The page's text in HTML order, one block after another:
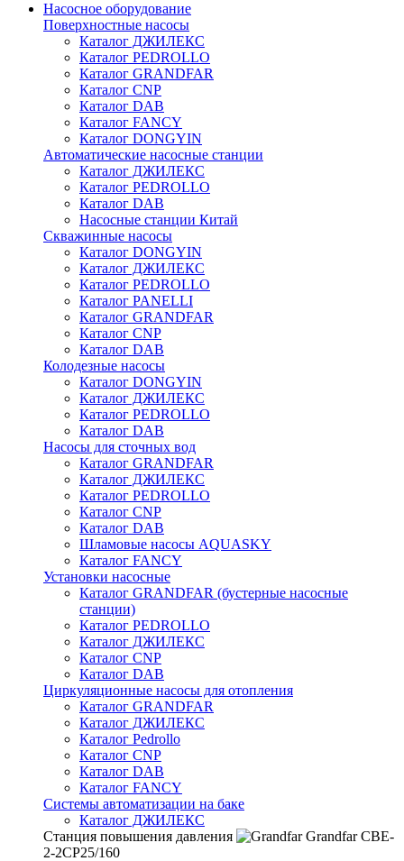
Насосное оборудование
Поверхностные насосы
Каталог ДЖИЛЕКС
Каталог PEDROLLO
Каталог GRANDFAR
Каталог CNP
Каталог DAB
Каталог FANCY
Каталог DONGYIN
Автоматические насосные станции
Каталог ДЖИЛЕКС
Каталог PEDROLLO
Каталог DAB
Насосные станции Китай
Скважинные насосы
Каталог DONGYIN
Каталог ДЖИЛЕКС
Каталог PEDROLLO
Каталог PANELLI
Каталог GRANDFAR
Каталог CNP
Каталог DAB
Колодезные насосы
Каталог DONGYIN
Каталог ДЖИЛЕКС
Каталог PEDROLLO
Каталог DAB
Насосы для сточных вод
Каталог GRANDFAR
Каталог ДЖИЛЕКС
Каталог PEDROLLO
Каталог CNP
Каталог DAB
Шламовые насосы AQUASKY
Каталог FANCY
Установки насосные
Каталог GRANDFAR (бустерные насосные
станции)
Каталог PEDROLLO
Каталог ДЖИЛЕКС
Каталог CNP
Каталог DAB
Циркуляционные насосы для отопления
Каталог GRANDFAR
Каталог ДЖИЛЕКС
Каталог Pedrollo
Каталог CNP
Каталог DAB
Каталог FANCY
Системы автоматизации на баке
Каталог ДЖИЛЕКС
Станция повышения давления
Grandfar CBE-
2-2CP25/160